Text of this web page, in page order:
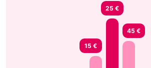
15 €
25 €
45 €